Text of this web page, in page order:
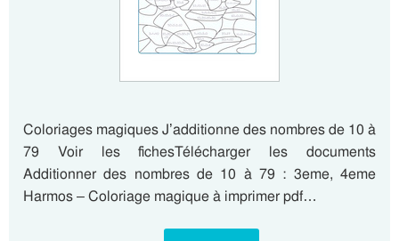
Coloriages magiques J’additionne des nombres de 10 à
79 Voir les fichesTélécharger les documents
Additionner des nombres de 10 à 79 : 3eme, 4eme
Harmos – Coloriage magique à imprimer pdf…